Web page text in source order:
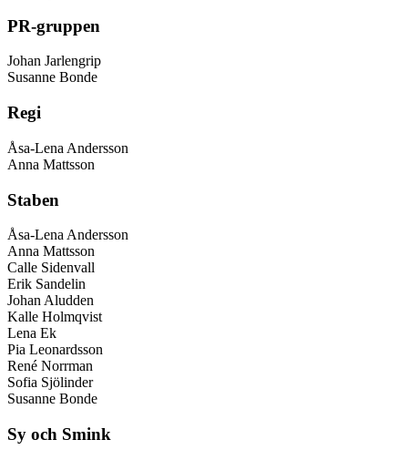
PR-gruppen
Johan Jarlengrip
Susanne Bonde
Regi
Åsa-Lena Andersson
Anna Mattsson
Staben
Åsa-Lena Andersson
Anna Mattsson
Calle Sidenvall
Erik Sandelin
Johan Aludden
Kalle Holmqvist
Lena Ek
Pia Leonardsson
René Norrman
Sofia Sjölinder
Susanne Bonde
Sy och Smink